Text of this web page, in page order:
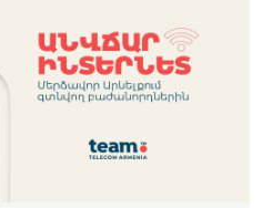
18:00 10:00-19:00
փողոց 26/26 09:00-